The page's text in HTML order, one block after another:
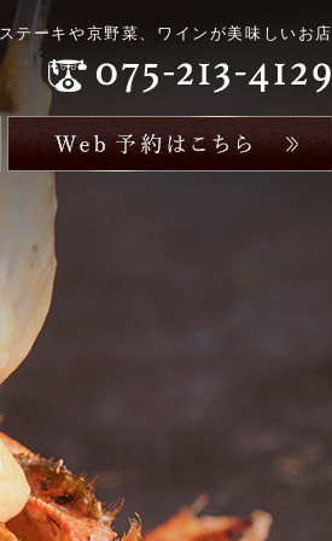
テーキや京野菜、ワインが美味しいお店